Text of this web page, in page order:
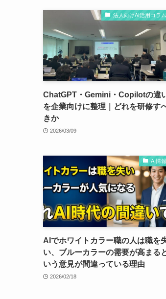
法人向けAI活用コラム
ChatGPT・Gemini・Copilotの違
を企業向けに整理｜どれを研修す
きか
2026/03/09
AI情報
AIでホワイトカラー職の人は職を
い、ブルーカラーの需要が高まる
いう意見が間違っている理由
2026/02/18